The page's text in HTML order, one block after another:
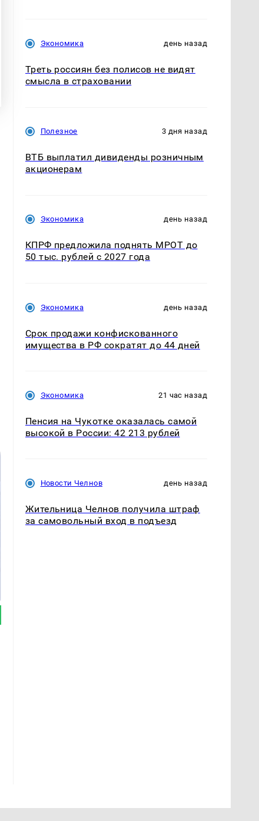
Экономика день назад
Треть россиян без полисов не видят
смысла в страховании
Полезное 3 дня назад
ВТБ выплатил дивиденды розничным
акционерам
Экономика день назад
КПРФ предложила поднять МРОТ до
50 тыс. рублей с 2027 года
Экономика день назад
Срок продажи конфискованного
имущества в РФ сократят до 44 дней
Экономика 21 час назад
Пенсия на Чукотке оказалась самой
высокой в России: 42 213 рублей
Новости Челнов день назад
Жительница Челнов получила штраф
за самовольный вход в подъезд